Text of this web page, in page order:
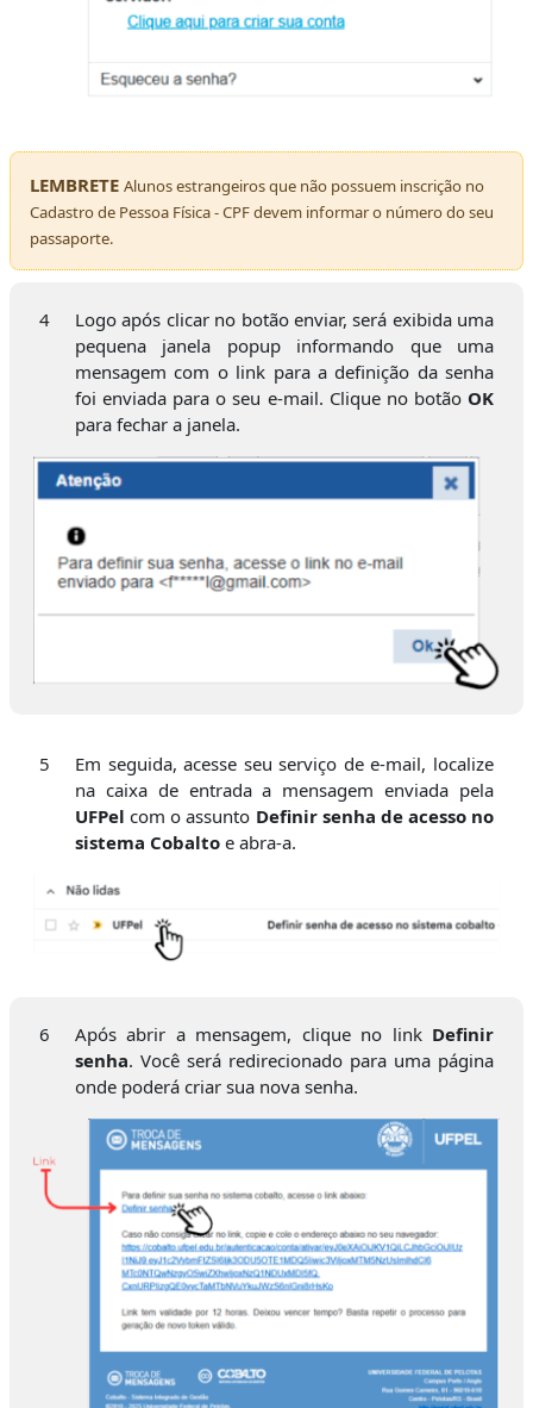
LEMBRETE Alunos estrangeiros que não possuem inscrição no
Cadastro de Pessoa Física - CPF devem informar o número do seu
passaporte.
4
Logo após clicar no botão enviar, será exibida uma
pequena janela popup informando que uma
mensagem com o link para a definição da senha
foi enviada para o seu e-mail. Clique no botão OK
para fechar a janela.
5
Em seguida, acesse seu serviço de e-mail, localize
na caixa de entrada a mensagem enviada pela
UFPel com o assunto Definir senha de acesso no
sistema Cobalto e abra-a.
6 Após abrir a mensagem, clique no link Definir
senha. Você será redirecionado para uma página
onde poderá criar sua nova senha.